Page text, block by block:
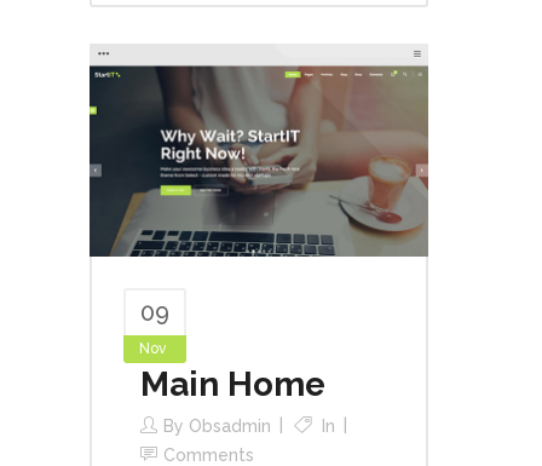
09
Nov
Main Home
By Obsadmin
In
Comments